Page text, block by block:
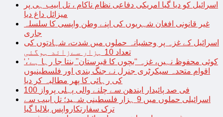
اسرائیل کو دیا گیا امریکی دفاعی نظام ناکام ، تل ابیب ہی پر
میزائل داغ دیا
غیر قانونی افغان شہریوں کی اپنے وطن واپسی کا سلسلہ
جاری
اسرائیل کے غزہ پر وحشیانہ حملوں میں شدت، شہادتوں کی
تعداد 10 ہزار سےزائد ہوگئی
‘کوئی محفوظ نہیں، غزہ “بچوں کا قبرستان” بنتا جا رہا ہے’،
اقوام متحدہ سیکرٹری جنرل نے جنگ بندی اور فلسطینیوں
کی رہائی کا پھر مطالبہ کر دیا
100 فی صد پائیدار ایندھن سے چلنے والی پہلی پرواز
اسرائیلی حملوں میں 9 ہزار فلسطینی شہید؛ تل ابیب سے
ترک سفارتکارواپس بلالیا گیا